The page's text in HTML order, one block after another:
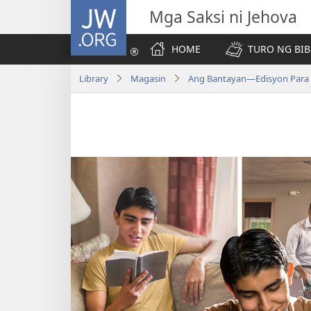
JW.ORG Mga Saksi ni Jehova
HOME TURO NG
Library Magasin Ang Bantayan—Edisyon